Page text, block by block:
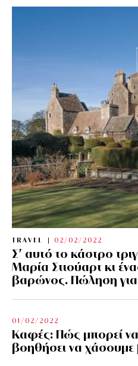
TRAVEL 02/02/2022
Σ’ αυτό το κάστρο
Μαρία Στιούαρτ κι
βαρώνος. Πώληση
01/02/2022
Kαφές: Πώς μπορεί
βοηθήσει να